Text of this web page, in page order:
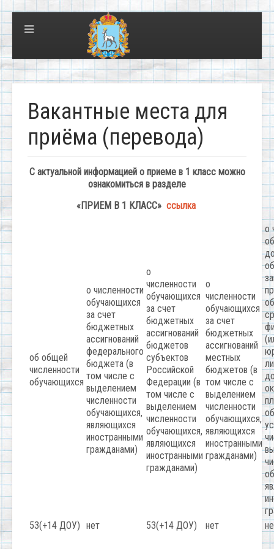
Вакантные места для
приёма (перевода)
С актуальной информацией о приеме в 1 класс можно
ознакомиться в разделе
«ПРИЕМ В 1 КЛАСС» ссылка
об общей
численности
обучающихся
о численности
обучающихся
за счет
бюджетных
ассигнований
федерального
бюджета (в
том числе с
выделением
численности
обучающихся,
являющихся
иностранными
гражданами)
о
численности
обучающихся
за счет
бюджетных
ассигнований
бюджетов
субъектов
Российской
Федерации (в
том числе с
выделением
численности
обучающихся,
являющихся
иностранными
гражданами)
о
численности
обучающихся
за счет
бюджетных
ассигнований
местных
бюджетов (в
том числе с
выделением
численности
обучающихся,
являющихся
иностранными
гражданами)
о
53(+14 ДОУ) нет 53(+14 ДОУ) нет